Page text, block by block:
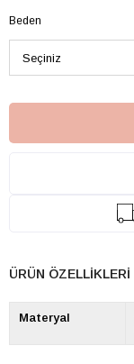
Beden
ÜRÜN ÖZELLIKLERI
Materyal